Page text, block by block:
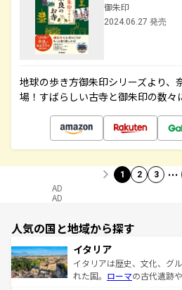
御朱印
2024.06.27 発売
地球の歩き方御朱印シリーズより、
場！すばらしい古寺と御朱印の数々
1 2 3 …
AD
AD
人気の国と地域から探す
イタリア
イタリアは歴史、文化、グ
れた国。 ローマの古代遺跡